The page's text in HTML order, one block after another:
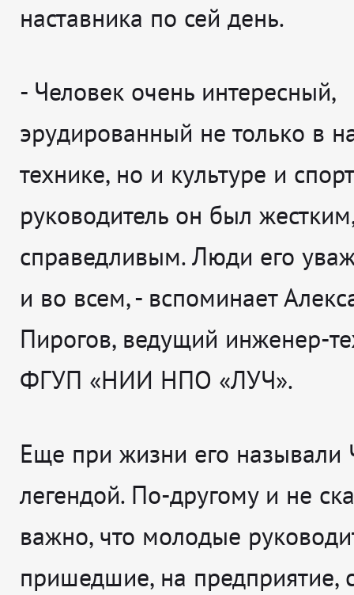
наставника по сей день.
- Человек очень интересный,
эрудированный не только в
технике, но и культуре и
руководитель он был
справедливым. Люди его
и во всем, - вспоминает
Пирогов, ведущий инженер-
ФГУП «НИИ НПО «ЛУЧ».
Еще при жизни его называли
легендой. По-другому и не
важно, что молодые
пришедшие, на предприятие,